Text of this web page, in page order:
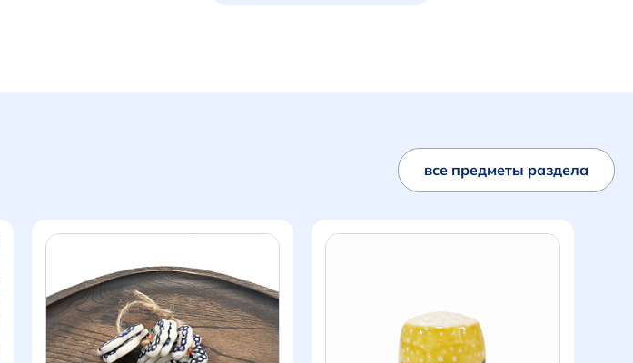
все предметы раздела